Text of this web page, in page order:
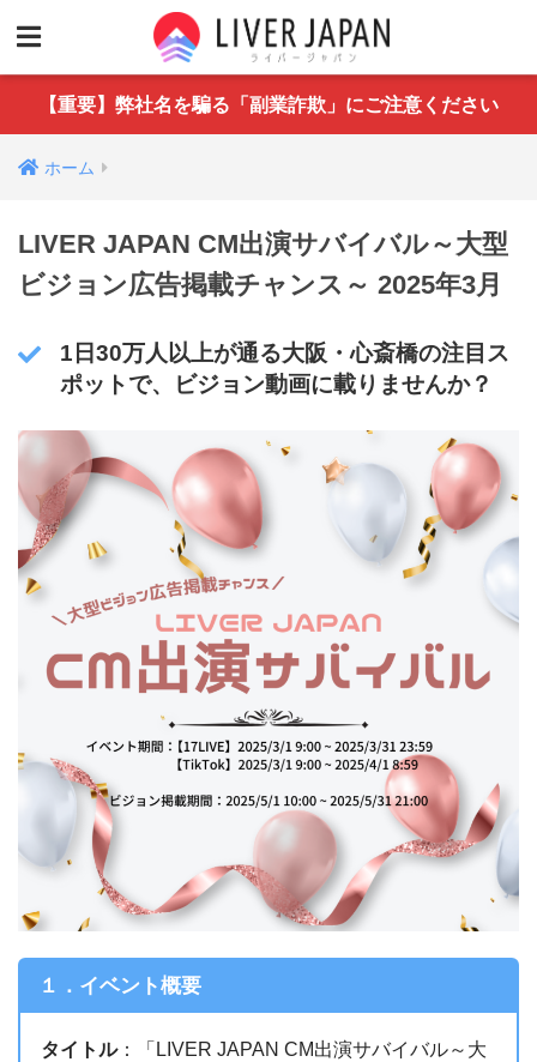
【重要】弊社名を騙る「副業詐欺」にご注意ください
ホーム
LIVER JAPAN CM出演サバイバル～大型
ビジョン広告掲載チャンス～ 2025年3月
1日30万人以上が通る大阪・心斎橋の注目ス
ポットで、ビジョン動画に載りませんか？
１．イベント概要
タイトル：「LIVER JAPAN CM出演サバイバル～大